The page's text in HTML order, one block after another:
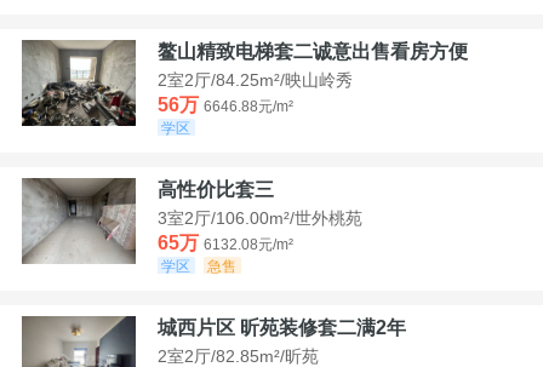
鳌山精致电梯套二诚意出售看房方便
2室2厅/84.25m²/映山岭秀
56万 6646.88元/m²
学区
高性价比套三
3室2厅/106.00m²/世外桃苑
65万 6132.08元/m²
学区
急售
城西片区 昕苑装修套二满2年
2室2厅/82.85m²/昕苑